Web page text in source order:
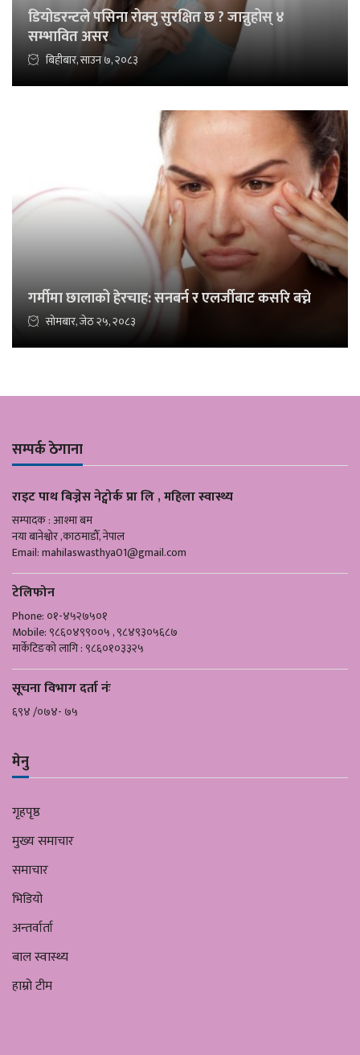
डियोडरन्टले पसिना रोक्नु सुरक्षित छ ? जान्नुहोस् ४
सम्भावित असर
बिहीबार, साउन ७, २०८३
गर्मीमा छालाको हेरचाह: सनबर्न र एलर्जीबाट कसरि बच्ने
सोमबार, जेठ २५, २०८३
सम्पर्क ठेगाना
राइट पाथ बिज्नेस नेट्वोर्क प्रा लि , महिला स्वास्थ्य
सम्पादक : आश्मा बम
नया बानेश्वोर ,काठमाडौँ, नेपाल
Email:mahilaswasthya01@gmail.com
टेलिफोन
Phone: ०१-४५२७५०१
Mobile: ९८६०४९९००५ , ९८४९३०५६८७
मार्केटिङको लागि : ९८६०१०३३२५
सूचना विभाग दर्ता नंः
६९४ /०७४- ७५
मेनु
गृहपृष्ठ
मुख्य समाचार
समाचार
भिडियो
अन्तर्वार्ता
बाल स्वास्थ्य
हाम्रो टीम